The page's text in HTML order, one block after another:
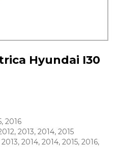
Hyundai I30
2016
2013, 2014, 2015
2014, 2014, 2015, 2016,